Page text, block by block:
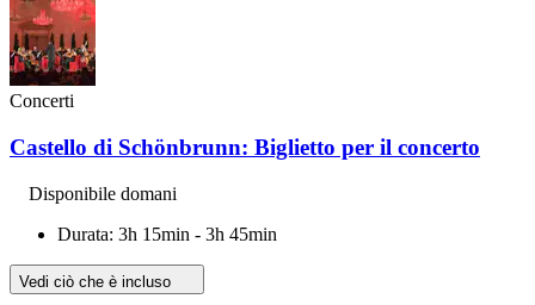
Concerti
Castello di Schönbrunn: Biglietto per il concerto
Disponibile domani
Durata: 3h 15min - 3h 45min
Vedi ciò che è incluso